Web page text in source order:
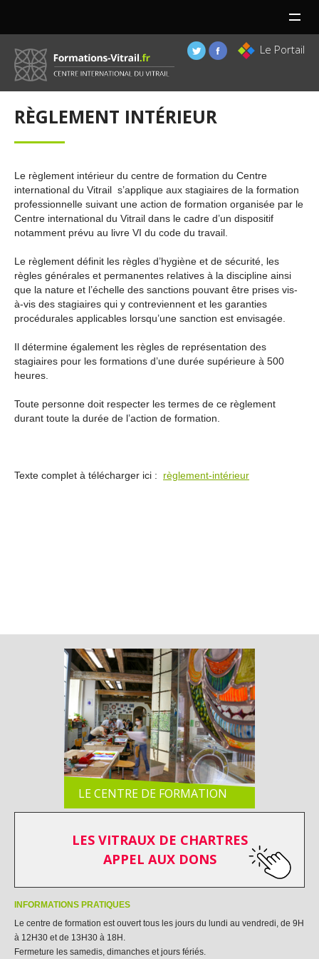
Le Portail
RÈGLEMENT INTÉRIEUR
Le règlement intérieur du centre de formation du Centre
international du Vitrail s’applique aux stagiaires de la formation
professionnelle suivant une action de formation organisée par le
Centre international du Vitrail dans le cadre d’un dispositif
notamment prévu au livre VI du code du travail.
Le règlement définit les règles d’hygiène et de sécurité, les
règles générales et permanentes relatives à la discipline ainsi
que la nature et l’échelle des sanctions pouvant être prises vis-
à-vis des stagiaires qui y contreviennent et les garanties
procédurales applicables lorsqu’une sanction est envisagée.
Il détermine également les règles de représentation des
stagiaires pour les formations d’une durée supérieure à 500
heures.
Toute personne doit respecter les termes de ce règlement
durant toute la durée de l’action de formation.
Texte complet à télécharger ici : règlement-intérieur
LE CENTRE DE FORMATION
CENTRE INTERNATIONAL DU VITRAIL
LES VITRAUX DE CHARTRES
APPEL AUX DONS
INFORMATIONS PRATIQUES
Le centre de formation est ouvert tous les jours du lundi au vendredi, de 9H
à 12H30 et de 13H30 à 18H.
Fermeture les samedis, dimanches et jours fériés.